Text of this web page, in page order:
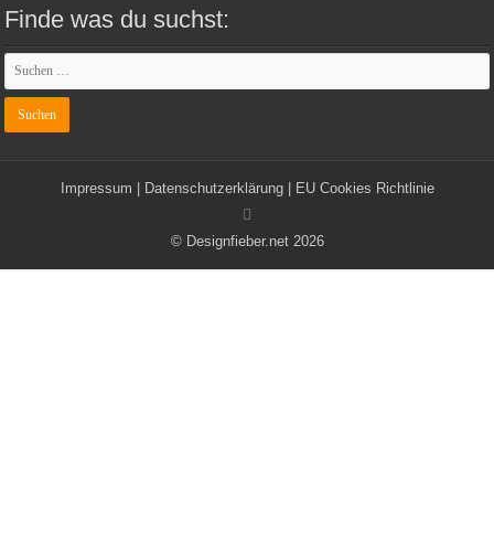
Finde was du suchst:
Impressum Datenschutzerklärung| EU Cookies Richtlinie
© Designfieber.net 2026